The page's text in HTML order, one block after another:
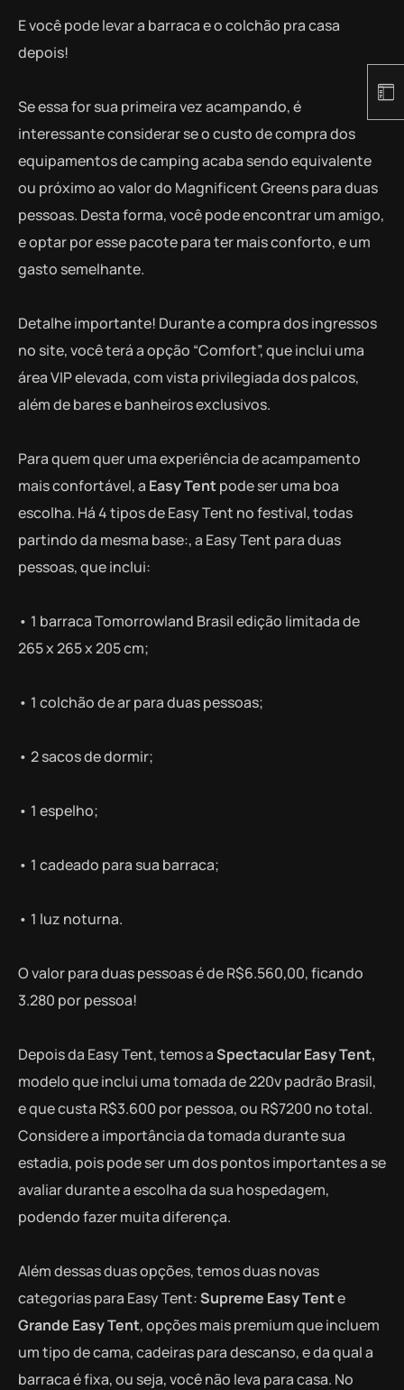
E você pode levar a barraca e o colchão pra casa
depois!
Se essa for sua primeira vez acampando, é
interessante considerar se o custo de compra dos
equipamentos de camping acaba sendo equivalente
ou próximo ao valor do Magnificent Greens para duas
pessoas. Desta forma, você pode encontrar um amigo,
e optar por esse pacote para ter mais conforto, e um
gasto semelhante.
Detalhe importante! Durante a compra dos ingressos
no site, você terá a opção “Comfort”, que inclui uma
área VIP elevada, com vista privilegiada dos palcos,
além de bares e banheiros exclusivos.
Para quem quer uma experiência de acampamento
mais confortável, a Easy Tentpode ser uma boa
escolha. Há 4 tipos de Easy Tent no festival, todas
partindo da mesma base:, a Easy Tent para duas
pessoas, que inclui:
• 1 barraca Tomorrowland Brasil edição limitada de
265 x 265 x 205 cm;
• 1 colchão de ar para duas pessoas;
• 2 sacos de dormir;
• 1 espelho;
• 1 cadeado para sua barraca;
• 1 luz noturna.
O valor para duas pessoas é de R$6.560,00, ficando
3.280 por pessoa!
Depois da Easy Tent, temos aSpectacular Easy Tent,
modelo que inclui uma tomada de 220v padrão Brasil,
e que custa R$3.600 por pessoa, ou R$7200 no total.
Considere a importância da tomada durante sua
estadia, pois pode ser um dos pontos importantes a se
avaliar durante a escolha da sua hospedagem,
podendo fazer muita diferença.
Além dessas duas opções, temos duas novas
categorias para Easy Tent:Supreme Easy Tente
Grande Easy Tent, opções mais premium que incluem
um tipo de cama, cadeiras para descanso, e da qual a
barraca é fixa, ou seja, você não leva para casa. No